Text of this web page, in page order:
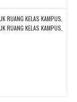
RUANG KELAS KAMPUS,
RUANG KELAS KAMPUS,
RUANG KELAS KAMPUS,
RUANG KELAS KAMPUS,
RUANG KELAS KAMPUS